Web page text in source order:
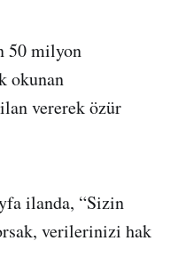
50 milyon
okunan
vererek özür
ilanda, “Sizin
verilerinizi hak